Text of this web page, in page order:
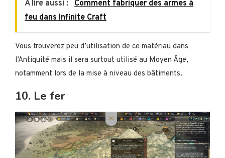
A lire aussi :
Comment fabriquer des armes à
feu dans Infinite Craft
Vous trouverez peu d’utilisation de ce matériau dans
l’Antiquité mais il sera surtout utilisé au Moyen Âge,
notamment lors de la mise à niveau des bâtiments.
10. Le fer